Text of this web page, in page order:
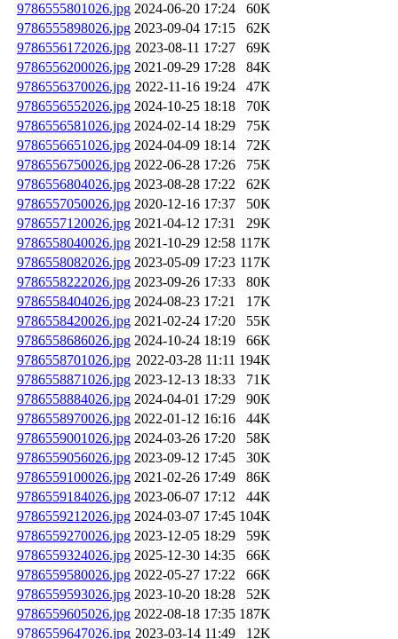
9786555801026.jpg 2024-06-20 17:24
60K
9786555898026.jpg 2023-09-04 17:15
62K
9786556172026.jpg 2023-08-11 17:27
69K
9786556200026.jpg 2021-09-29 17:28
84K
9786556370026.jpg 2022-11-16 19:24
47K
9786556552026.jpg 2024-10-25 18:18
70K
9786556581026.jpg 2024-02-14 18:29
75K
9786556651026.jpg 2024-04-09 18:14
72K
9786556750026.jpg 2022-06-28 17:26
75K
9786556804026.jpg 2023-08-28 17:22
62K
9786557050026.jpg 2020-12-16 17:37
50K
9786557120026.jpg 2021-04-12 17:31
29K
9786558040026.jpg 2021-10-29 12:58 117K
9786558082026.jpg 2023-05-09 17:23 117K
9786558222026.jpg 2023-09-26 17:33
80K
9786558404026.jpg 2024-08-23 17:21
17K
9786558420026.jpg 2021-02-24 17:20
55K
9786558686026.jpg 2024-10-24 18:19
66K
9786558701026.jpg 2022-03-28 11:11 194K
9786558871026.jpg 2023-12-13 18:33
71K
9786558884026.jpg 2024-04-01 17:29
90K
9786558970026.jpg 2022-01-12 16:16
44K
9786559001026.jpg 2024-03-26 17:20
58K
9786559056026.jpg 2023-09-12 17:45
30K
9786559100026.jpg 2021-02-26 17:49
86K
9786559184026.jpg 2023-06-07 17:12
44K
9786559212026.jpg 2024-03-07 17:45 104K
9786559270026.jpg 2023-12-05 18:29
59K
9786559324026.jpg 2025-12-30 14:35
66K
9786559580026.jpg 2022-05-27 17:22
66K
9786559593026.jpg 2023-10-20 18:28
52K
9786559605026.jpg 2022-08-18 17:35 187K
9786559647026.jpg 2023-03-14 11:49 12K